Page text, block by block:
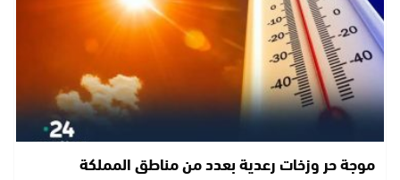
موجة حر وزخات رعدية بعدد من مناطق المملكة